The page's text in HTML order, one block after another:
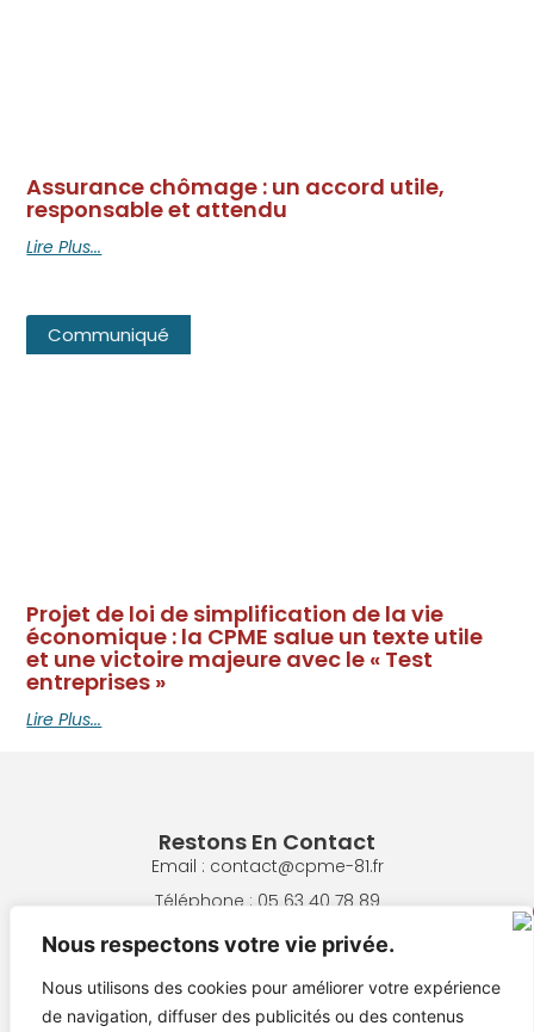
Nous respectons votre vie privée.
Nous utilisons des cookies pour améliorer votre expérience
de navigation, diffuser des publicités ou des contenus
Assurance chômage : un accord utile,
responsable et attendu
Lire Plus...
Communiqué
Projet de loi de simplification de la vie
économique : la CPME salue un texte utile
et une victoire majeure avec le « Test
entreprises »
Lire Plus...
Restons En Contact
Email : contact@cpme-81.fr
Téléphone : 05 63 40 78 89
Adresse : 8 Pl. de la République, 81300 Graulhet
NOUS ÉCRIRE